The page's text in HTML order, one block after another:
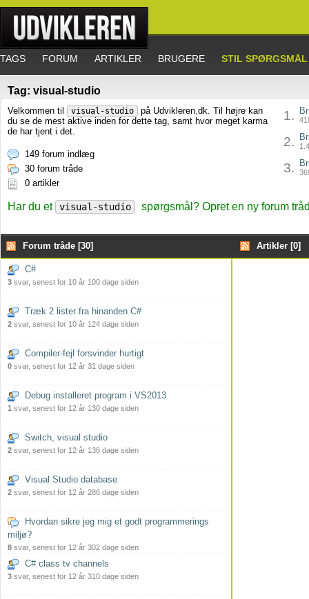
TAGS FORUM ARTIKLER BRUGERE STIL SPØRGSMÅL
Tag: visual-studio
Velkommen til visual-studio
på Udvikleren.dk. Til højre kan
du se de mest aktive inden for dette tag, samt hvor meget karma
de har tjent i det.
149 forum indlæg
30 forum tråde
0 artikler
1.
2.
3.
Har du et visual-studio spørgsmål? Opret en ny forum
Forum tråde [30] Artikler [0]
C#
3 svar, senest for 10 år 100 dage siden
Træk 2 lister fra hinanden C#
2 svar, senest for 10 år 124 dage siden
Compiler-fejl forsvinder hurtigt
0 svar, senest for 12 år 31 dage siden
Debug installeret program i VS2013
1 svar, senest for 12 år 130 dage siden
Switch, visual studio
2 svar, senest for 12 år 136 dage siden
Visual Studio database
2 svar, senest for 12 år 286 dage siden
Hvordan sikre jeg mig et godt programmerings
miljø?
8 svar, senest for 12 år 302 dage siden
C# class tv channels
3 svar, senest for 12 år 310 dage siden